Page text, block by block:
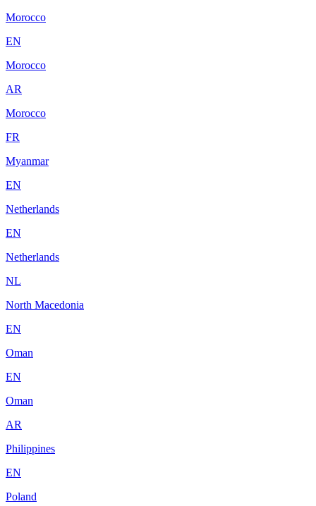
Morocco
EN
Morocco
AR
Morocco
FR
Myanmar
EN
Netherlands
EN
Netherlands
NL
North Macedonia
EN
Oman
EN
Oman
AR
Philippines
EN
Poland